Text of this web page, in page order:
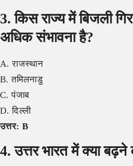
3. किस राज्य में बिजली
अधिक संभावना है?
A. राजस्थान
B. तमिलनाडु
C. पंजाब
D. दिल्ली
उत्तर: B
4. उत्तर भारत में क्या बढ़ने